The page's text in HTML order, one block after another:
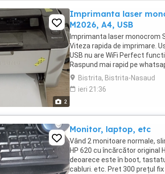
2
Imprimanta laser
M2026, A4, USB
Imprimanta laser monocrom
Viteza rapida de imprimare.
USB nu are WiFi Perfect
Raspund mai rapid pe
Bistrita, Bistrita-Nasaud
ieri 21:36
Monitor, laptop, etc
Vând 2 monitoare normale,
HP 620 cu încărcător
deoarece este în boot,
cabluri. etc. Pret 300 prețul